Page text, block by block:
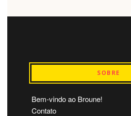
SOBRE
Bem-vindo ao Broune!
Contato